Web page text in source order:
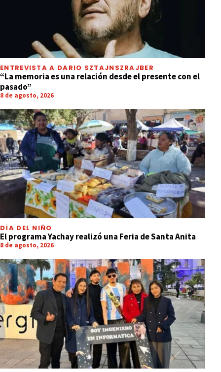
ENTREVISTA A DARIO SZTAJNSZRAJBER
“La memoria es una relación desde el presente con el
pasado”
8 de agosto, 2026
DÍA DEL NIÑO
El programa Yachay realizó una Feria de Santa Anita
8 de agosto, 2026